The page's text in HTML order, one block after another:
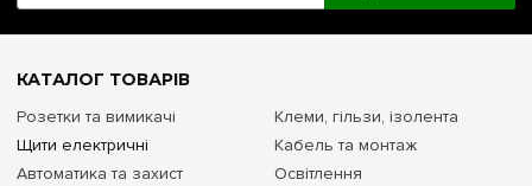
КАТАЛОГ ТОВАРІВ
Розетки та вимикачі
Щити електричні
Автоматика та захист
Клеми, гільзи, ізолента
Кабель та монтаж
Освітлення